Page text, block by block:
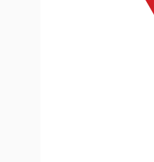
Làm đẹp - giảm cân